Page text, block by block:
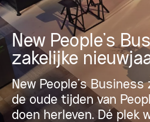
New People’s
zakelijke
New People’s
de oude tijden van
doen herleven. Dé plek